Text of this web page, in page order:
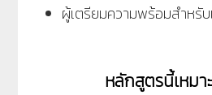
ผู้เตรียมความพร้อมสำหรั
หลักสูตรนี้เหมา